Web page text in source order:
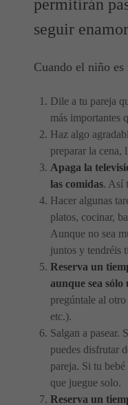
permitirán
seguir
Cuando el niño es
Dile a tu pareja
más importantes
Haz algo
preparar la cena,
Apaga la
las comidas. Así
Hacer algunas
platos, cocinar,
Aunque no sea
juntos y tendréis
Reserva un
aunque sea sólo
pregúntale al
etc.).
Salgan a pasear.
puedes disfrutar
pareja. Si tu
que juegue solo.
Reserva un